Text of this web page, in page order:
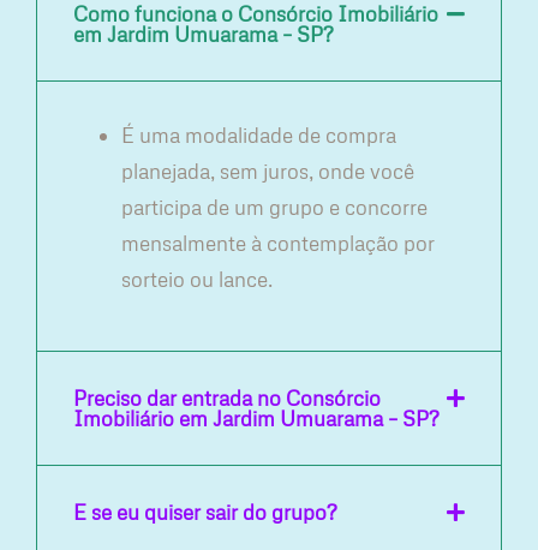
Como funciona o Consórcio Imobiliário
em Jardim Umuarama – SP?
É uma modalidade de compra
planejada, sem juros, onde você
participa de um grupo e concorre
mensalmente à contemplação por
sorteio ou lance.
Preciso dar entrada no Consórcio
Imobiliário em Jardim Umuarama – SP?
E se eu quiser sair do grupo?